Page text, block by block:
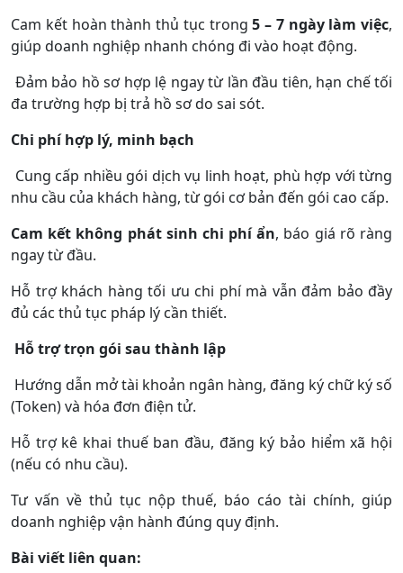
Cam kết hoàn thành thủ tục trong5 – 7 ngày làm việc,
giúp doanh nghiệp nhanh chóng đi vào hoạt động.
Đảm bảo hồ sơ hợp lệ ngay từ lần đầu tiên, hạn chế tối
đa trường hợp bị trả hồ sơ do sai sót.
Chi phí hợp lý, minh bạch
Cung cấp nhiều gói dịch vụ linh hoạt, phù hợp với từng
nhu cầu của khách hàng, từ gói cơ bản đến gói cao cấp.
Cam kết không phát sinh chi phí ẩn, báo giá rõ ràng
ngay từ đầu.
Hỗ trợ khách hàng tối ưu chi phí mà vẫn đảm bảo đầy
đủ các thủ tục pháp lý cần thiết.
Hỗ trợ trọn gói sau thành lập
Hướng dẫn mở tài khoản ngân hàng, đăng ký chữ ký số
(Token) và hóa đơn điện tử.
Hỗ trợ kê khai thuế ban đầu, đăng ký bảo hiểm xã hội
(nếu có nhu cầu).
Tư vấn về thủ tục nộp thuế, báo cáo tài chính, giúp
doanh nghiệp vận hành đúng quy định.
Bài viết liên quan: